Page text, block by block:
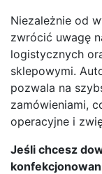
Niezależnie od
zwrócić uwagę
logistycznych
sklepowymi.
pozwala na
zamówieniami,
operacyjne i
Jeśli chcesz